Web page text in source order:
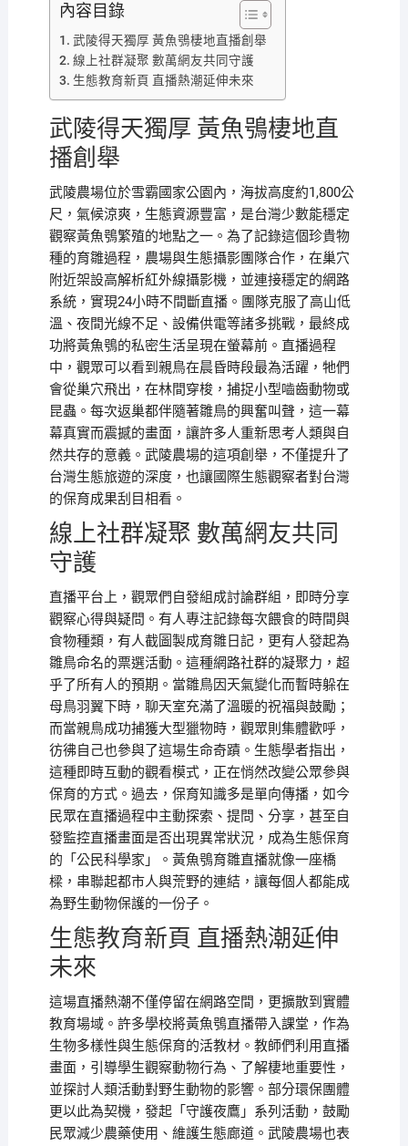
內容目錄
武陵得天獨厚 黃魚鴞棲地直播創舉
線上社群凝聚 數萬網友共同守護
生態教育新頁 直播熱潮延伸未來
武陵得天獨厚 黃魚鴞棲地直
播創舉
武陵農場位於雪霸國家公園內，海拔高度約1,800公
尺，氣候涼爽，生態資源豐富，是台灣少數能穩定
觀察黃魚鴞繁殖的地點之一。為了記錄這個珍貴物
種的育雛過程，農場與生態攝影團隊合作，在巢穴
附近架設高解析紅外線攝影機，並連接穩定的網路
系統，實現24小時不間斷直播。團隊克服了高山低
溫、夜間光線不足、設備供電等諸多挑戰，最終成
功將黃魚鴞的私密生活呈現在螢幕前。直播過程
中，觀眾可以看到親鳥在晨昏時段最為活躍，牠們
會從巢穴飛出，在林間穿梭，捕捉小型嚙齒動物或
昆蟲。每次返巢都伴隨著雛鳥的興奮叫聲，這一幕
幕真實而震撼的畫面，讓許多人重新思考人類與自
然共存的意義。武陵農場的這項創舉，不僅提升了
台灣生態旅遊的深度，也讓國際生態觀察者對台灣
的保育成果刮目相看。
線上社群凝聚 數萬網友共同
守護
直播平台上，觀眾們自發組成討論群組，即時分享
觀察心得與疑問。有人專注記錄每次餵食的時間與
食物種類，有人截圖製成育雛日記，更有人發起為
雛鳥命名的票選活動。這種網路社群的凝聚力，超
乎了所有人的預期。當雛鳥因天氣變化而暫時躲在
母鳥羽翼下時，聊天室充滿了溫暖的祝福與鼓勵；
而當親鳥成功捕獲大型獵物時，觀眾則集體歡呼，
彷彿自己也參與了這場生命奇蹟。生態學者指出，
這種即時互動的觀看模式，正在悄然改變公眾參與
保育的方式。過去，保育知識多是單向傳播，如今
民眾在直播過程中主動探索、提問、分享，甚至自
發監控直播畫面是否出現異常狀況，成為生態保育
的「公民科學家」。黃魚鴞育雛直播就像一座橋
樑，串聯起都市人與荒野的連結，讓每個人都能成
為野生動物保護的一份子。
生態教育新頁 直播熱潮延伸
未來
這場直播熱潮不僅停留在網路空間，更擴散到實體
教育場域。許多學校將黃魚鴞直播帶入課堂，作為
生物多樣性與生態保育的活教材。教師們利用直播
畫面，引導學生觀察動物行為、了解棲地重要性，
並探討人類活動對野生動物的影響。部分環保團體
更以此為契機，發起「守護夜鷹」系列活動，鼓勵
民眾減少農藥使用、維護生態廊道。武陵農場也表